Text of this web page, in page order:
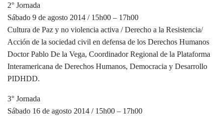
2° Jornada
Sábado 9 de agosto 2014 / 15h00 – 17h00
Cultura de Paz y no violencia activa / Derecho a la Resistencia/
Acción de la sociedad civil en defensa de los Derechos Humanos
Doctor Pablo De la Vega, Coordinador Regional de la Plataforma
Interamericana de Derechos Humanos, Democracia y Desarrollo
PIDHDD.
3° Jornada
Sábado 16 de agosto 2014 / 15h00 – 17h00